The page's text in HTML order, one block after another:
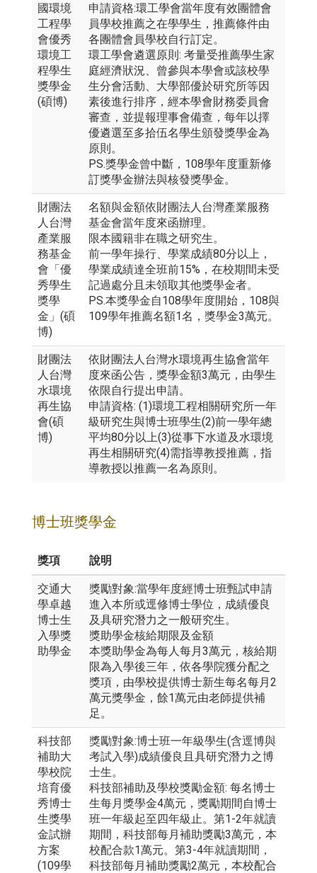
國環境
工程學
會優秀
環境工
程學生
獎學金
(碩博)
申請資格:環工學會當年度有效團體會
員學校推薦之在學學生，推薦條件由
各團體會員學校自行訂定。
環工學會遴選原則: 考量受推薦學生家
庭經濟狀況、曾參與本學會或該校學
生分會活動、大學部優於研究所等因
素後進行排序，經本學會財務委員會
審查，並提報理事會備查，每年以擇
優遴選至多拾伍名學生頒發獎學金為
原則。
PS.獎學金曾中斷，108學年度重新修
訂獎學金辦法與核發獎學金。
財團法
人台灣
產業服
務基金
會「優
秀學生
獎學
金」(碩
博)
名額與金額依財團法人台灣產業服務
基金會當年度來函辦理。
限本國籍非在職之研究生。
前一學年操行、學業成績80分以上，
學業成績達全班前15%，在校期間未受
記過處分且未領取其他獎學金者。
PS.本獎學金自108學年度開始，108與
109學年推薦名額1名，獎學金3萬元。
財團法
人台灣
水環境
再生協
會(碩
博)
依財團法人台灣水環境再生協會當年
度來函公告，獎學金額3萬元，由學生
依限自行提出申請。
申請資格: (1)環境工程相關研究所一年
級研究生與博士班學生(2)前一學年總
平均80分以上(3)從事下水道及水環境
再生相關研究(4)需指導教授推薦，指
導教授以推薦一名為原則。
博士班獎學金
獎項 說明
交通大
學卓越
博士生
入學獎
助學金
獎勵對象:當學年度經博士班甄試申請
進入本所或逕修博士學位，成績優良
及具研究潛力之一般研究生。
獎助學金核給期限及金額
本獎助學金為每人每月3萬元，核給期
限為入學後三年，依各學院獲分配之
獎項，由學校提供博士新生每名每月2
萬元獎學金，餘1萬元由老師提供補
足。
科技部
補助大
學校院
培育優
秀博士
生獎學
金試辦
方案
(109學
獎勵對象:博士班一年級學生(含逕博與
考試入學)成績優良且具研究潛力之博
士生。
科技部補助及學校獎勵金額: 每名博士
生每月獎學金4萬元，獎勵期間自博士
班一年級起至四年級止。第1-2年就讀
期間，科技部每月補助獎勵3萬元，本
校配合款1萬元。第3-4年就讀期間，
科技部每月補助獎勵2萬元，本校配合